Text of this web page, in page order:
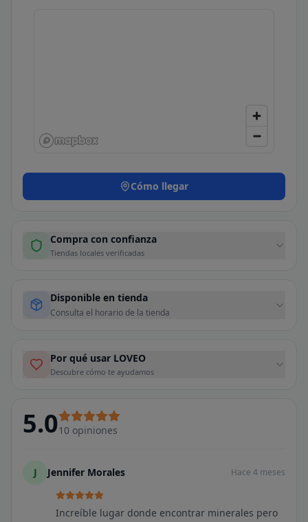
Cómo llegar
Compra con confianza
Tiendas locales verificadas
Disponible en tienda
Consulta el horario de la tienda
Por qué usar LOVEO
Descubre cómo te ayudamos
5.010 opiniones
J Jennifer Morales Hace 4 meses
Increíble lugar donde encontrar minerales pero